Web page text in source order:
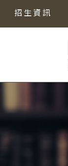
招生資訊